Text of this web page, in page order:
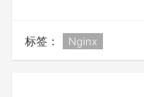
标签： Nginx